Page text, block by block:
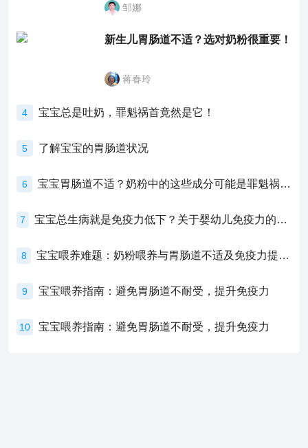
邹娜
新生儿胃肠道不适？选对奶粉很重要！
蒋春玲
4 宝宝总是吐奶，罪魁祸首竟然是它！
5 了解宝宝的胃肠道状况
6 宝宝胃肠道不适？奶粉中的这些成分可能是罪魁祸首！
7 宝宝总生病就是免疫力低下？关于婴幼儿免疫力的真相，家长必须了解！
8 宝宝喂养难题：奶粉喂养与胃肠道不适及免疫力提升的奥秘
9 宝宝喂养指南：避免胃肠道不耐受，提升免疫力
10 宝宝喂养指南：避免胃肠道不耐受，提升免疫力